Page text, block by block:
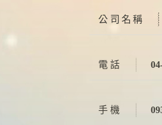
公司名稱
電話
手機